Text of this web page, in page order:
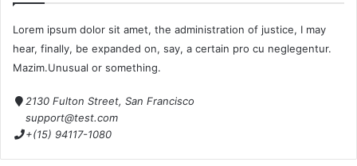
Lorem ipsum dolor sit amet, the administration of justice, I may
hear, finally, be expanded on, say, a certain pro cu neglegentur.
Mazim.Unusual or something.
2130 Fulton Street, San Francisco
support@test.com
+(15) 94117-1080